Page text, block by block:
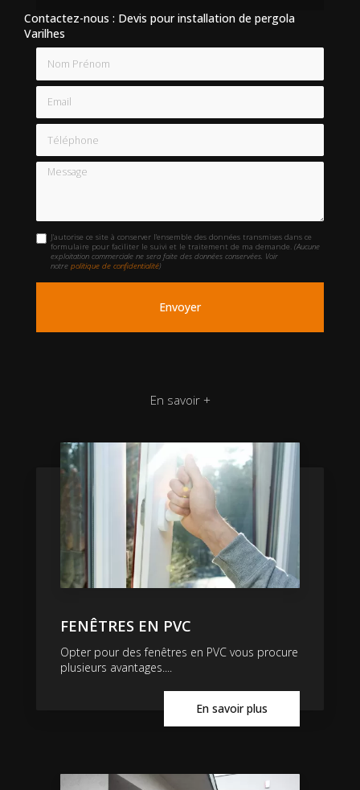
Contactez-nous : Devis pour installation de pergola
Varilhes
Email
Téléphone
Message
J'autorise ce site à conserver l'ensemble des données transmises dans ce
formulaire pour faciliter le suivi et le traitement de ma demande.(Aucune
exploitation commerciale ne sera faite des données conservées. Voir
notrepolitique de confidentialité)
En savoir +
FENÊTRES EN PVC
Opter pour des fenêtres en PVC vous procure
plusieurs avantages....
En savoir plus